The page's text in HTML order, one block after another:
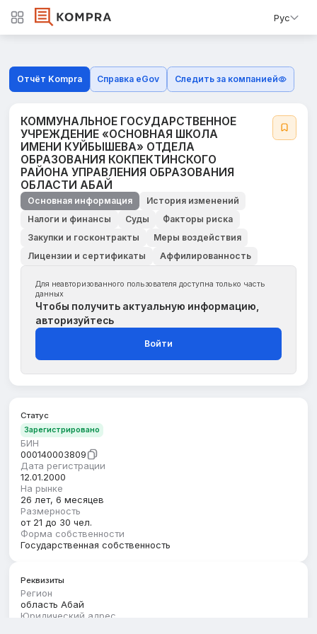
Рус
Отчёт Kompra Справка eGov Следить за компанией
КОММУНАЛЬНОЕ ГОСУДАРСТВЕННОЕ
УЧРЕЖДЕНИЕ «ОСНОВНАЯ ШКОЛА
ИМЕНИ КУЙБЫШЕВА» ОТДЕЛА
ОБРАЗОВАНИЯ КОКПЕКТИНСКОГО
РАЙОНА УПРАВЛЕНИЯ ОБРАЗОВАНИЯ
ОБЛАСТИ АБАЙ
Основная информация
История изменений
Налоги и финансы
Суды
Факторы риска
Закупки и госконтракты
Меры воздействия
Лицензии и сертификаты
Аффилированность
Для неавторизованного пользователя доступна только часть
данных
Чтобы получить актуальную информацию,
авторизуйтесь
Войти
Статус
Зарегистрировано
БИН
000140003809
Дата регистрации
12.01.2000
На рынке
26 лет, 6 месяцев
Размерность
от 21 до 30 чел.
Форма собственности
Государственная собственность
Реквизиты
Регион
область Абай
Юридический адрес